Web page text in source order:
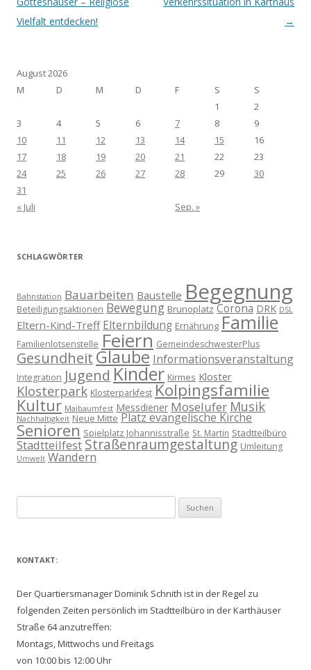
Vielfalt entdecken!
→
August 2026
M
D M D F S
S
1
2
3
4 5 6 7 8
9
10
11 12 13 14 15
16
17
18 19 20 21 22
23
24
25 26 27 28 29
30
31
« Juli
Sep. »
SCHLAGWÖRTER
Bahnstation Bauarbeiten Baustelle Begegnung
Beteiligungsaktionen Bewegung Brunoplatz Corona DRK DSL
Eltern-Kind-Treff Elternbildung Ernährung Familie
Familienlotsenstelle Feiern GemeindeschwesterPlus
Gesundheit Glaube Informationsveranstaltung
Integration Jugend Kinder Kirmes Kloster
Klosterpark Klosterparkfest Kolpingsfamilie
Kultur Maibaumfest Messdiener Moselufer Musik
Nachhaltigkeit Neue Mitte Platz evangelische Kirche
Senioren Spielplatz Johannisstraße St. Martin Stadtteilbüro
Stadtteilfest Straßenraumgestaltung Umleitung
Umwelt Wandern
nach:
KONTAKT:
Der Quartiersmanager Dominik Schnith ist in der Regel zu
folgenden Zeiten persönlich im Stadtteilbüro in der Karthäuser
Straße 64 anzutreffen:
Montags, Mittwochs und Freitags
von 10:00 bis 12:00 Uhr